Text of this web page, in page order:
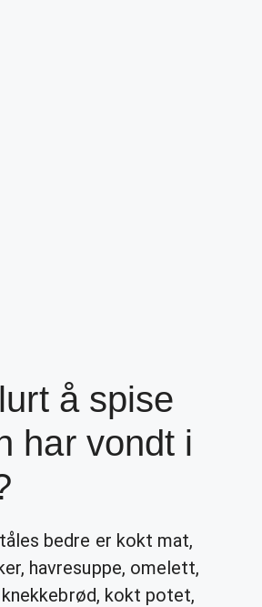
å spise
har vondt i
bedre er kokt mat,
havresuppe, omelett,
kokt potet,